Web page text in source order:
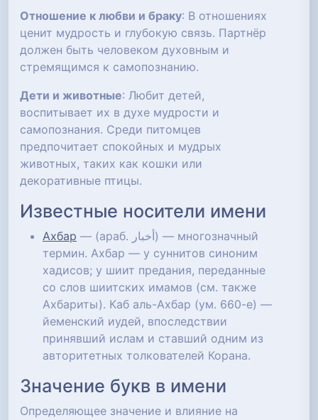
Отношение к любви и браку: В отношениях
ценит мудрость и глубокую связь. Партнёр
должен быть человеком духовным и
стремящимся к самопознанию.
Дети и животные: Любит детей,
воспитывает их в духе мудрости и
самопознания. Среди питомцев
предпочитает спокойных и мудрых
животных, таких как кошки или
декоративные птицы.
Известные носители имени
Ахбар — (араб. أخبار‎) — многозначный
термин. Ахбар — у суннитов синоним
хадисов; у шиит предания, переданные
со слов шиитских имамов (см. также
Ахбариты). Каб аль-Ахбар (ум. 660-е) —
йеменский иудей, впоследствии
принявший ислам и ставший одним из
авторитетных толкователей Корана.
Значение букв в имени
Определяющее значение и влияние на